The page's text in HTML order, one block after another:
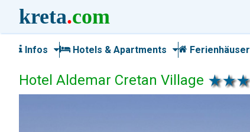
kreta.com
Infos Hotels & Apartments Ferienhäuser
Hotel Aldemar Cretan Village